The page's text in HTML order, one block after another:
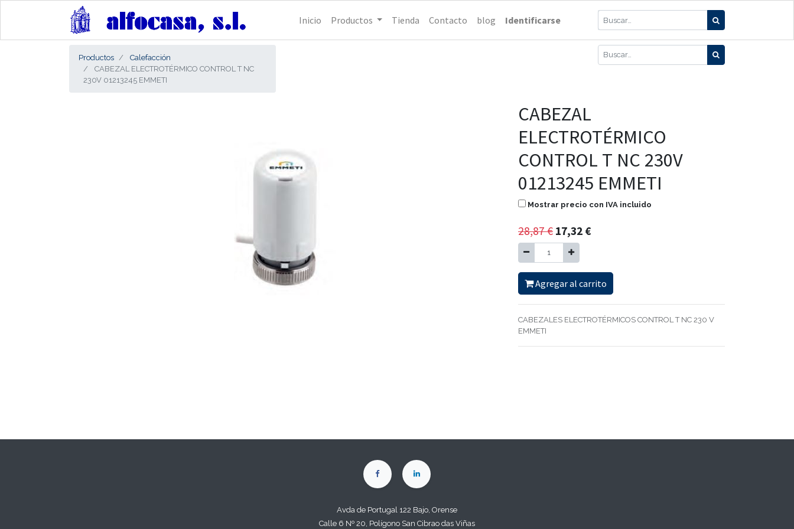
Inicio Productos Tienda Contacto blog Identificarse
Productos
Calefacción
CABEZAL ELECTROTÉRMICO CONTROL T NC
230V 01213245 EMMETI
CABEZAL
ELECTROTÉRMICO
CONTROL T NC 230V
01213245 EMMETI
Mostrar precio con IVA incluido
28,87€ 17,32 €
Agregar al carrito
CABEZALES ELECTROTÉRMICOS CONTROL T NC 230 V
EMMETI
Avda de Portugal 122 Bajo, Orense
Calle 6 Nº 20, Polígono San Cibrao das Viñas